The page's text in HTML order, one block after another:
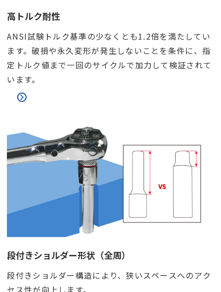
高トルク耐性
ANSI試験トルク基準の少なくとも1.2倍を満たしてい
ます。破損や永久変形が発生しないことを条件に、指
定トルク値まで一回のサイクルで加力して検証されて
います。
段付きショルダー形状（全周）
段付きショルダー構造により、狭いスペースへのアク